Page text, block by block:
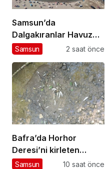
Samsun’da
Dalgakıranlar Havuz
Keyfi Sunuyor
Samsun 2 saat önce
Bafra’da Horhor
Deresi’ni kirleten
işletmeye 839 bin TL
Samsun 10 saat önce